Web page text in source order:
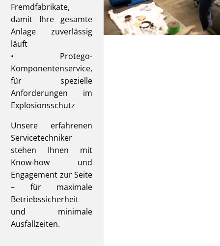
Fremdfabrikate,
damit Ihre gesamte
Anlage zuverlässig
läuft
• Protego-
Komponentenservice,
für spezielle
Anforderungen im
Explosionsschutz
Unsere erfahrenen
Servicetechniker
stehen Ihnen mit
Know-how und
Engagement zur Seite
– für maximale
Betriebssicherheit
und minimale
Ausfallzeiten.